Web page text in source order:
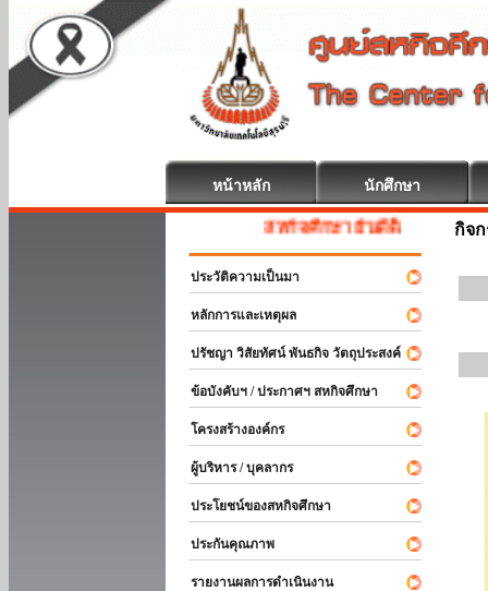
หน้าหลัก นักศึกษา
สหกิจศึกษา ยินดีต้อนรับ
ประวัติความเป็นมา
หลักการและเหตุผล
ปรัชญา วิสัยทัศน์ พันธกิจ วัตถุประสงค์
ข้อบังคับฯ / ประกาศฯ สหกิจศึกษา
โครงสร้างองค์กร
ผู้บริหาร / บุคลากร
ประโยชน์ของสหกิจศึกษา
ประกันคุณภาพ
รายงานผลการดำเนินงาน
กิจ